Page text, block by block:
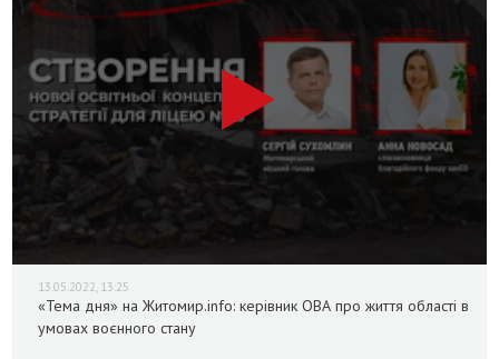
13.05.2022, 13:25
«Тема дня» на Житомир.info: керівник ОВА про життя області в
умовах воєнного стану